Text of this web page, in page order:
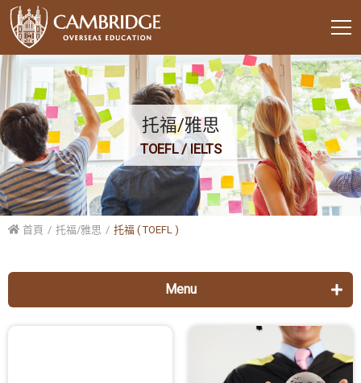
托福/雅思
TOEFL / IELTS
首頁 托福/雅思 托福 ( TOEFL )
Menu